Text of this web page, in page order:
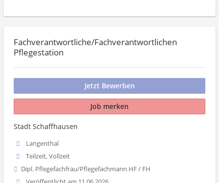
Fachverantwortliche/Fachverantwortlichen
Pflegestation
Jetzt Bewerben
Job merken
Stadt Schaffhausen
Langenthal
Teilzeit, Vollzeit
Dipl. Pflegefachfrau/Pflegefachmann HF / FH